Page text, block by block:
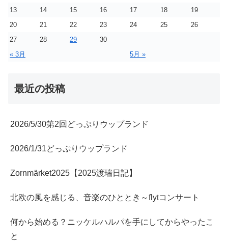
13
14 15 16 17 18
19
20
21 22 23 24 25
26
27
28 29
30
« 3月
5月 »
最近の投稿
2026/5/30第2回どっぷりウップランド
2026/1/31どっぷりウップランド
Zornmärket2025【2025渡瑞日記】
北欧の風を感じる、音楽のひととき～flytコンサート
何から始める？ニッケルハルパを手にしてからやったこ
と